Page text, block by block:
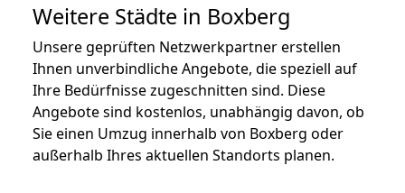
Weitere Städte in Boxberg
Unsere geprüften Netzwerkpartner erstellen
Ihnen unverbindliche Angebote, die speziell auf
Ihre Bedürfnisse zugeschnitten sind. Diese
Angebote sind kostenlos, unabhängig davon, ob
Sie einen Umzug innerhalb von Boxberg oder
außerhalb Ihres aktuellen Standorts planen.